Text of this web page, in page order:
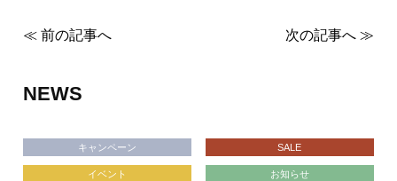
≪ 前の記事へ 次の記事へ ≫
NEWS
キャンペーン SALE
イベント お知らせ